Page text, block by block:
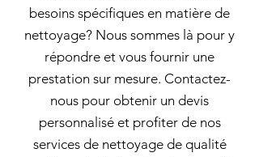
besoins spécifiques en matière de
nettoyage? Nous sommes là pour y
répondre et vous fournir une
prestation sur mesure. Contactez-
nous pour obtenir un devis
personnalisé et profiter de nos
services de nettoyage de qualité